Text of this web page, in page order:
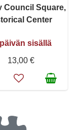
Council Square,
Center
sisällä
13,00 €